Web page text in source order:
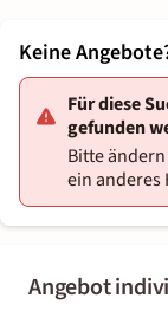
Angebot
Keine
Für diese
gefunden
Bitte
ein anderes